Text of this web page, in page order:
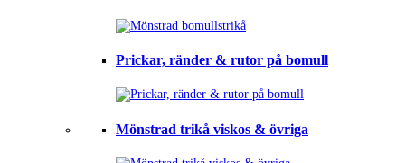
Prickar, ränder & rutor på bomull
Mönstrad trikå viskos & övriga